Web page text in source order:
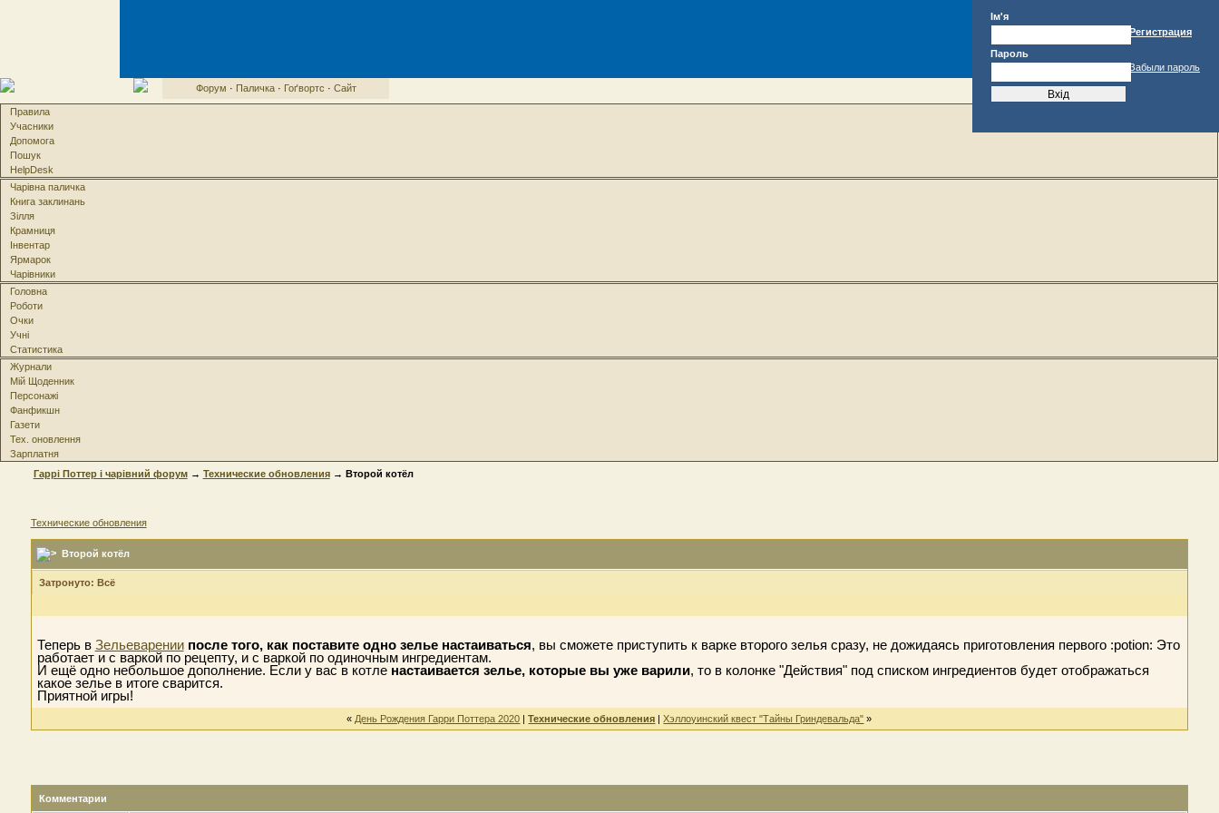
Ім'я
Пароль
Регистрация
Забыли пароль
Форум · Паличка· Гоґвортс · Сайт
Правила
Учасники
Допомога
Пошук
HelpDesk
Чарівна паличка
Книга заклинань
Зілля
Крамниця
Інвентар
Ярмарок
Чарівники
Головна
Роботи
Очки
Учні
Статистика
Журнали
Мій Щоденник
Персонажі
Фанфикшн
Газети
Тех. оновлення
Зарплатня
Гаррі Поттер і чарівний форум→ Технические обновления→ Второй котёл
Технические обновления
Второй котёл
Затронуто: Всё
Теперь в Зельеварении после того, как поставите одно зелье настаиваться, вы сможете приступить к варке второго зелья сразу, не дожидаясь приготовления первого :potion: Это
работает и с варкой по рецепту, и с варкой по одиночным ингредиентам.
И ещё одно небольшое дополнение. Если у вас в котле настаивается зелье, которые вы уже варили, то в колонке "Действия" под списком ингредиентов будет отображаться
какое зелье в итоге сварится.
Приятной игры!
« День Рождения Гарри Поттера 2020 |Технические обновления |Хэллоуинский квест "Тайны Гриндевальда" »
Комментарии